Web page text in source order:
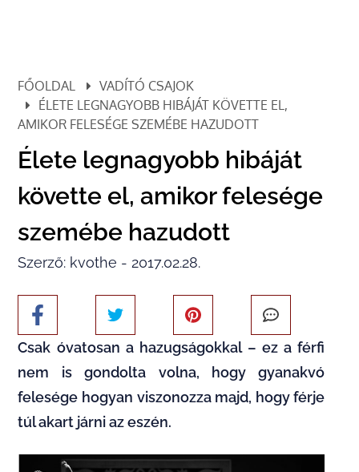
FŐOLDAL
VADÍTÓ CSAJOK
ÉLETE LEGNAGYOBB HIBÁJÁT KÖVETTE EL,
AMIKOR FELESÉGE SZEMÉBE HAZUDOTT
Élete legnagyobb hibáját
követte el, amikor felesége
szemébe hazudott
Szerző: kvothe - 2017.02.28.
Csak óvatosan a hazugságokkal – ez a férfi
nem is gondolta volna, hogy gyanakvó
felesége hogyan viszonozza majd, hogy férje
túl akart járni az eszén.